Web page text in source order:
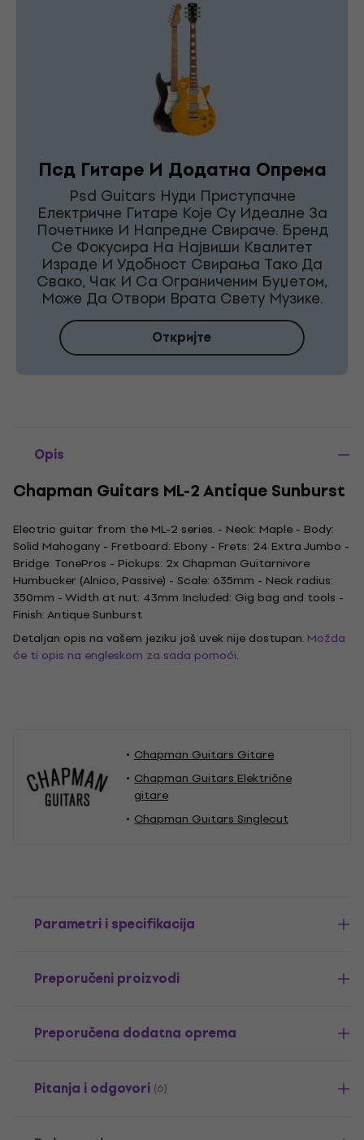
Псд Гитаре И Додатна Опрема
Psd Guitars Нуди Приступачне
Електричне Гитаре Које Су Идеалне За
Почетнике И Напредне Свираче. Бренд
Се Фокусира На Највиши Квалитет
Израде И Удобност Свирања Тако Да
Свако, Чак И Са Ограниченим Буџетом,
Може Да Отвори Врата Свету Музике.
Откријте
Opis
Chapman Guitars ML-2 Antique Sunburst
Electric guitar from the ML-2 series. - Neck: Maple - Body:
Solid Mahogany - Fretboard: Ebony - Frets: 24 Extra Jumbo -
Bridge: TonePros - Pickups: 2x Chapman Guitarnivore
Humbucker (Alnico, Passive) - Scale: 635mm - Neck radius:
350mm - Width at nut: 43mm Included: Gig bag and tools -
Finish: Antique Sunburst
Detaljan opis na vašem jeziku još uvek nije dostupan. Možda
će ti opis na engleskom za sada pomoći.
Chapman Guitars Gitare
Chapman Guitars Električne
gitare
Chapman Guitars Singlecut
Parametri i specifikacija
Preporučeni proizvodi
Preporučena dodatna oprema
Pitanja i odgovori (6)